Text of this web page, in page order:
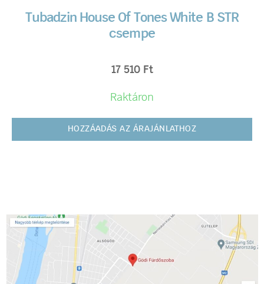
Tubadzin House Of Tones White B STR
csempe
17 510 Ft
Raktáron
HOZZÁADÁS AZ ÁRAJÁNLATHOZ